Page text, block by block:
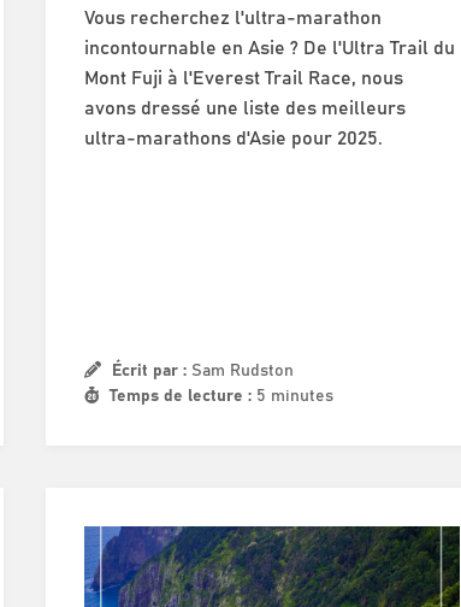
Vous recherchez l'ultra-marathon
incontournable en Asie ? De l'Ultra Trail du
Mont Fuji à l'Everest Trail Race, nous
avons dressé une liste des meilleurs
ultra-marathons d'Asie pour 2025.
Écrit par : Sam Rudston
Temps de lecture : 5 minutes